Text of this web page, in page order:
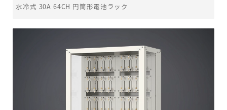
水冷式 30A 64CH 円筒形電池ラック